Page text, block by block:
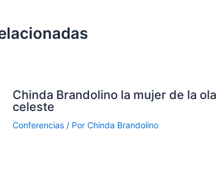
Chinda Brandolino la mujer de la ola
celeste
Conferencias/ Por Chinda Brandolino